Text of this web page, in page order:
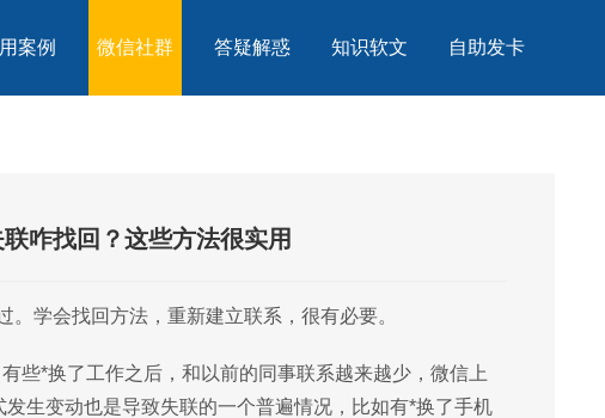
案例 微信社群 答疑解惑 知识软文 自助发卡
咋找回？这些方法很实用
学会找回方法，重新建立联系，很有必要。
些*换了工作之后，和以前的同事联系越来越少，微信上
生变动也是导致失联的一个普遍情况，比如有*换了手机